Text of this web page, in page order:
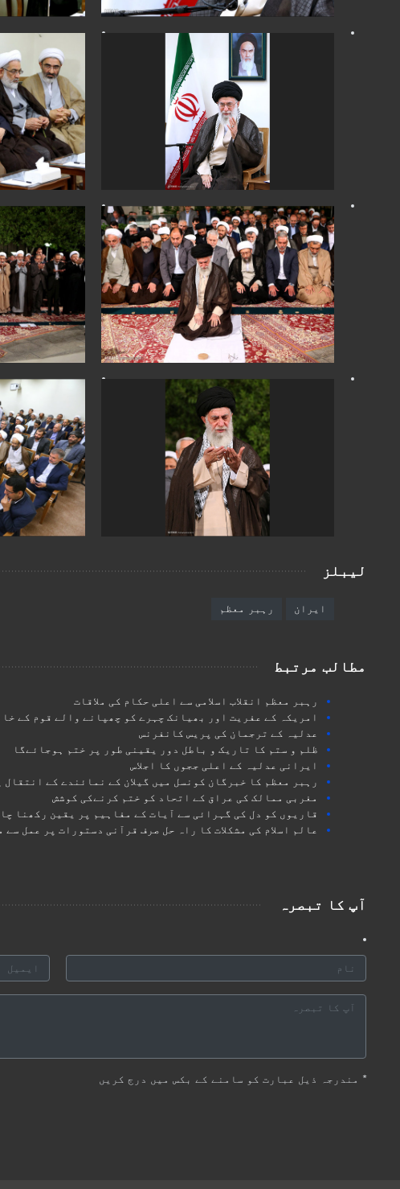
لیبلز
ایران رہبر معظم
مطالب مرتبط
رہبر معظم انقلاب اسلامی سے اعلی حکام کی ملاقات
امریکہ کے عفریت اور بھیانک چہرے کو چھپانے والے قوم کے
عدلیہ کے ترجمان کی پریس کانفرنس
ظلم و ستم کا تاریک و باطل دور یقینی طور پر ختم ہوجائےگا
ایرانی عدلیہ کے اعلی ججوں کا اجلاس
رہبر معظم کا خبرگان کونسل میں گیلان کے نمائندے کے انتقال
مغربی ممالک کی عراق کے اتحاد کو ختم کرنےکی کوشش
قاریوں کو دل کی گہرائی سے آیات کے مفاہیم پر یقین رکھنا
عالم اسلام کی مشکلات کا راہ حل صرف قرآنی دستورات پر عمل سے
آپ کا تبصرہ
* مندرجہ ذیل عبارت کو سامنے کے بکس میں درج کریں